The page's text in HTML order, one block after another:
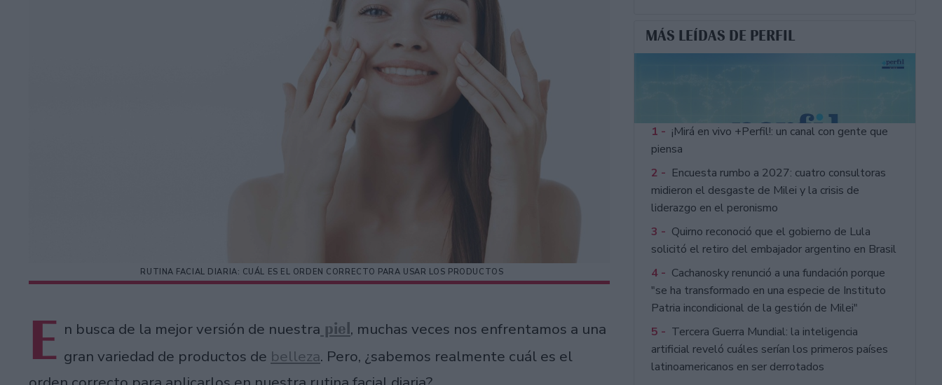
RUTINA FACIAL DIARIA: CUÁL ES EL ORDEN CORRECTO PARA USAR LOS PRODUCTOS
E n busca de la mejor versión de nuestra piel, muchas veces nos enfrentamos a una
gran variedad de productos de belleza. Pero, ¿sabemos realmente cuál es el
MÁS LEÍDAS DE PERFIL
1 - ¡Mirá en vivo +Perfil!: un canal con gente que
piensa
2 - Encuesta rumbo a 2027: cuatro consultoras
midieron el desgaste de Milei y la crisis de
liderazgo en el peronismo
3 - Quirno reconoció que el gobierno de Lula
solicitó el retiro del embajador argentino en Brasil
4 - Cachanosky renunció a una fundación porque
"se ha transformado en una especie de Instituto
Patria incondicional de la gestión de Milei"
5 - Tercera Guerra Mundial: la inteligencia
artificial reveló cuáles serían los primeros países
latinoamericanos en ser derrotados